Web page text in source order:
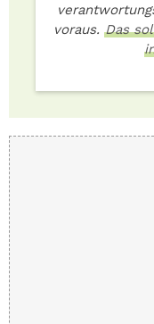
voraus. Das